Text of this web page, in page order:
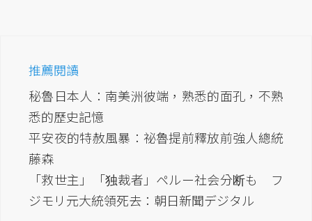
推薦閱讀
秘魯日本人：南美洲彼端，熟悉的面孔，不熟
悉的歷史記憶
平安夜的特赦風暴：祕魯提前釋放前強人總統
藤森
「救世主」「独裁者」ペルー社会分断も フ
ジモリ元大統領死去：朝日新聞デジタル